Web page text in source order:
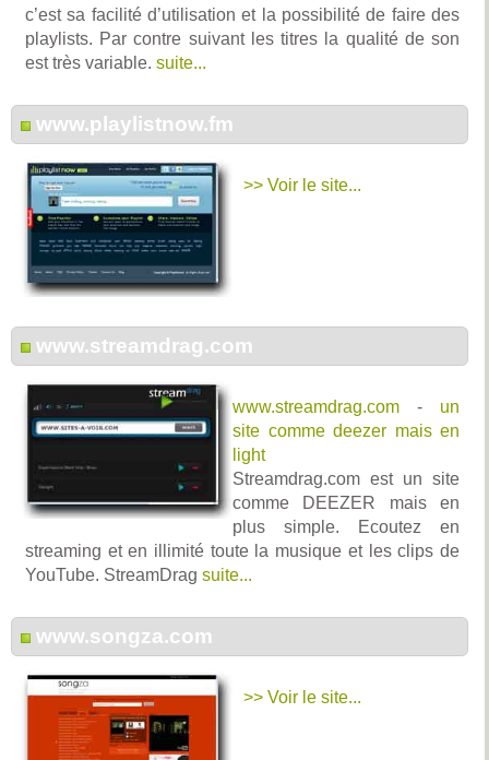
c’est sa facilité d’utilisation et la possibilité de faire des
playlists. Par contre suivant les titres la qualité de son
est très variable. suite...
www.playlistnow.fm
>> Voir le site...
www.streamdrag.com
www.streamdrag.com - un
site comme deezer mais en
light
Streamdrag.com est un site
comme DEEZER mais en
plus simple. Ecoutez en
streaming et en illimité toute la musique et les clips de
YouTube. StreamDrag suite...
www.songza.com
>> Voir le site...